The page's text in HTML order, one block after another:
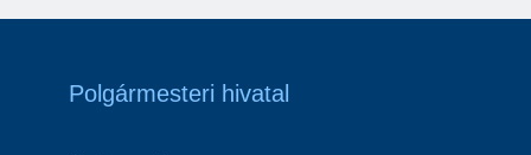
Polgármesteri hivatal